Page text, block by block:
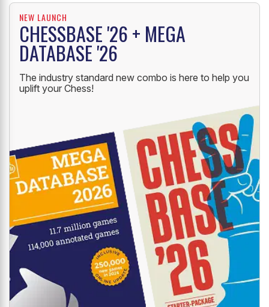
NEW LAUNCH
CHESSBASE '26 + MEGA
DATABASE '26
The industry standard new combo is here to help you
uplift your Chess!